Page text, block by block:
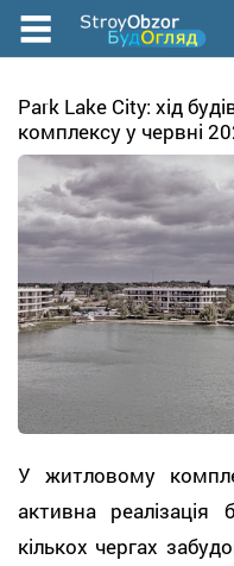
Перейти
до
вмісту
Park Lake City: хід
комплексу у червні
У житловому
активна реалізація
кількох чергах